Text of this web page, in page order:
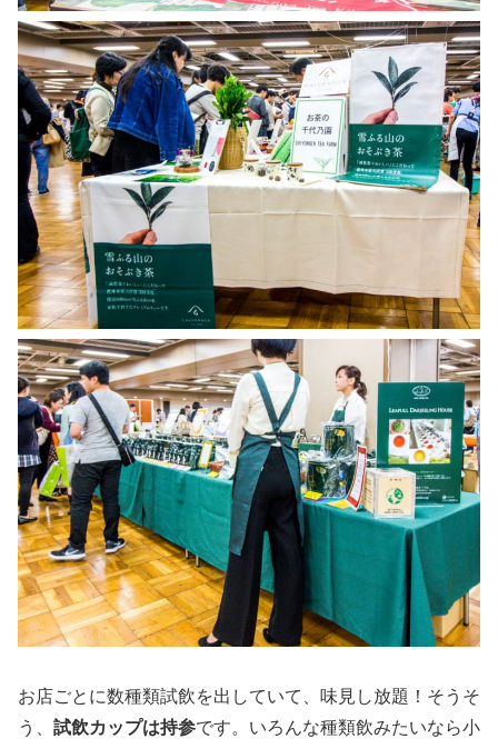
お店ごとに数種類試飲を出していて、味見し放題！そうそ
う、 試飲カップは持参です。いろんな種類飲みたいなら小